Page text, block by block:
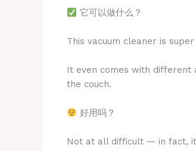
它可以做什么？
This vacuum cleaner is
It even comes with different
the couch.
好用吗？
Not at all difficult — in fact,